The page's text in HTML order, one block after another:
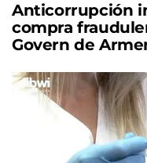
Anticorrupción
compra
Govern de